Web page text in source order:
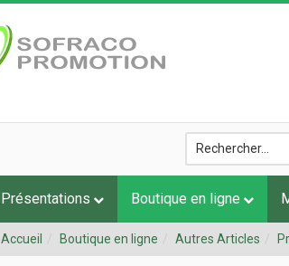
Présentations Boutique en ligne
Accueil Boutique en ligne Autres Articles